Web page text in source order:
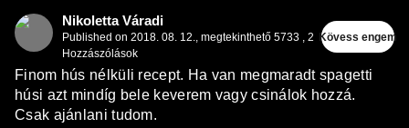
Nikoletta Váradi
Published on 2018. 08. 12. megtekinthető 5733
2
Hozzászólások
Kövess engem
Finom hús nélküli recept. Ha van megmaradt spagetti
húsi azt mindíg bele keverem vagy csinálok hozzá.
Csak ajánlani tudom.